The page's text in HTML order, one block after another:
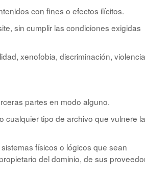
con fines o efectos ilícitos.
sin cumplir las condiciones exigidas
xenofobia, discriminación,
partes en modo alguno.
cualquier tipo de archivo que vulnere
físicos o lógicos que sean
del dominio, de sus